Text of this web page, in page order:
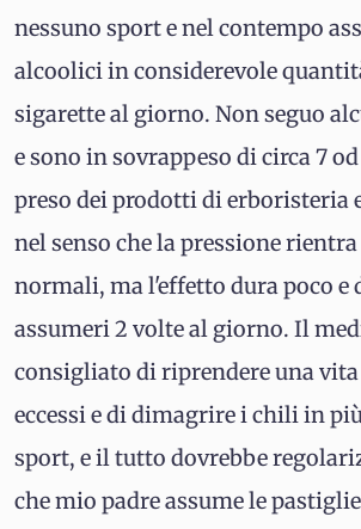
nessuno sport e nel contempo
alcoolici in considerevole
sigarette al giorno. Non seguo
e sono in sovrappeso di circa 7
preso dei prodotti di erboristeria
nel senso che la pressione
normali, ma l'effetto dura poco e
assumeri 2 volte al giorno. Il
consigliato di riprendere una
eccessi e di dimagrire i chili in
sport, e il tutto dovrebbe
che mio padre assume le